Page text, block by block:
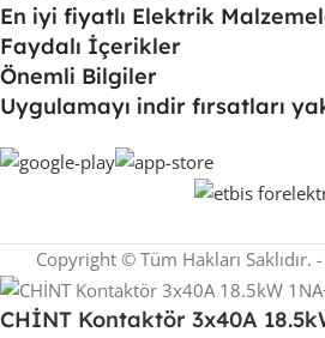
En iyi fiyatlı Elektrik
Faydalı İçerikler
Önemli Bilgiler
Uygulamayı indir fırsatları
Copyright © Tüm Hakları
CHİNT Kontaktör 3x40A